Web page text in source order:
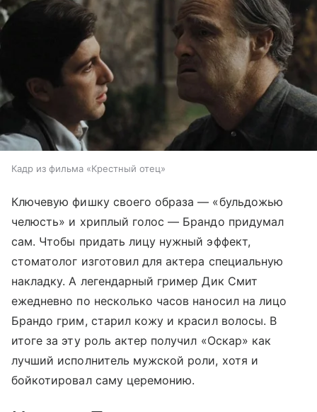
Кадр из фильма «Крестный отец»
Ключевую фишку своего образа — «бульдожью
челюсть» и хриплый голос — Брандо придумал
сам. Чтобы придать лицу нужный эффект,
стоматолог изготовил для актера специальную
накладку. А легендарный гример Дик Смит
ежедневно по несколько часов наносил на лицо
Брандо грим, старил кожу и красил волосы. В
итоге за эту роль актер получил «Оскар» как
лучший исполнитель мужской роли, хотя и
бойкотировал саму церемонию.